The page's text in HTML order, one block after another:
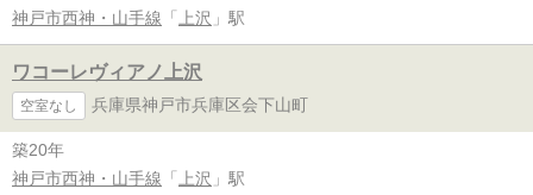
神戸市西神・山手線 「 上沢 」駅
ワコーレヴィアノ上沢
空室なし 兵庫県神戸市兵庫区会下山町
築20年
神戸市西神・山手線 「 上沢 」駅